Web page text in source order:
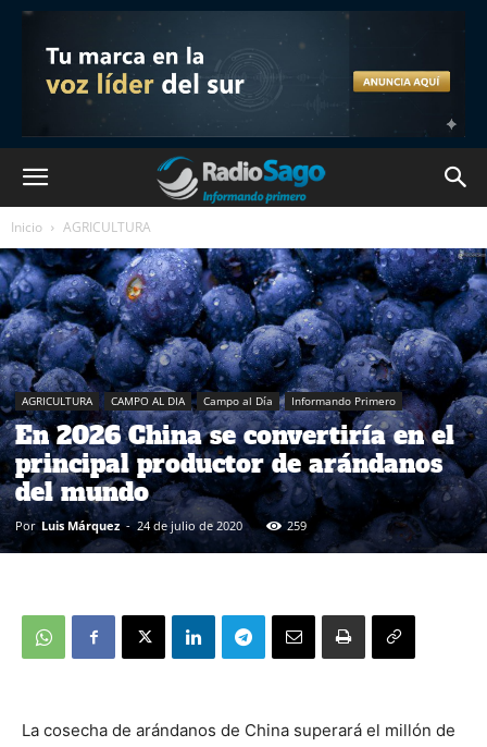
Inicio AGRICULTURA
AGRICULTURA CAMPO AL DIA Campo al Día Informando Primero
En 2026 China se convertiría en el
principal productor de arándanos
del mundo
Por Luis Márquez - 24 de julio de 2020 259
La cosecha de arándanos de China superará el millón de